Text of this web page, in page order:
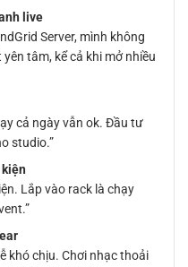
live
Server, mình không
tâm, kể cả khi mở nhiều
cả ngày vẫn ok. Đầu tư
studio.”
Lắp vào rack là chạy
khó chịu. Chơi nhạc thoải